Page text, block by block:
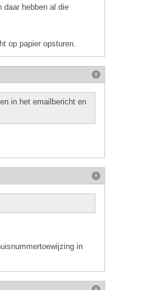
daar hebben al die
op papier opsturen.
in het emailbericht en
in